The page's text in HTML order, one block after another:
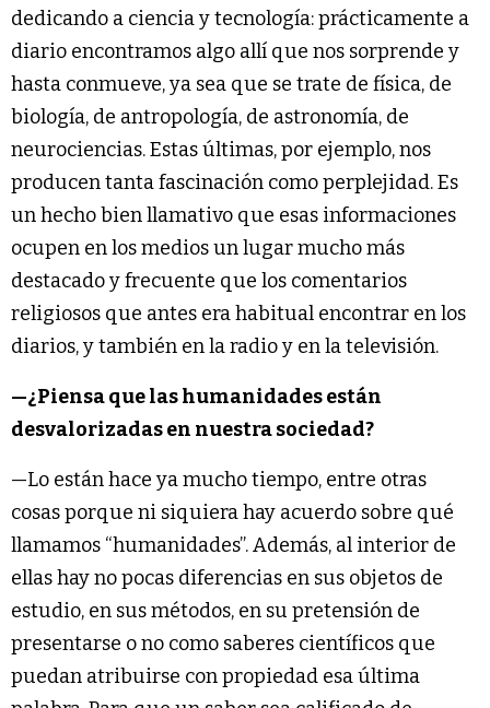
dedicando a ciencia y tecnología: prácticamente a
diario encontramos algo allí que nos sorprende y
hasta conmueve, ya sea que se trate de física, de
biología, de antropología, de astronomía, de
neurociencias. Estas últimas, por ejemplo, nos
producen tanta fascinación como perplejidad. Es
un hecho bien llamativo que esas informaciones
ocupen en los medios un lugar mucho más
destacado y frecuente que los comentarios
religiosos que antes era habitual encontrar en los
diarios, y también en la radio y en la televisión.
—¿Piensa que las humanidades están
desvalorizadas en nuestra sociedad?
—Lo están hace ya mucho tiempo, entre otras
cosas porque ni siquiera hay acuerdo sobre qué
llamamos “humanidades”. Además, al interior de
ellas hay no pocas diferencias en sus objetos de
estudio, en sus métodos, en su pretensión de
presentarse o no como saberes científicos que
puedan atribuirse con propiedad esa última